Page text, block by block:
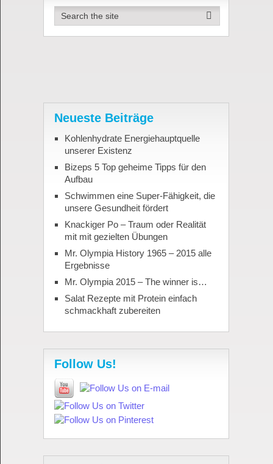
Neueste Beiträge
Kohlenhydrate Energiehauptquelle
unserer Existenz
Bizeps 5 Top geheime Tipps für den
Aufbau
Schwimmen eine Super-Fähigkeit, die
unsere Gesundheit fördert
Knackiger Po – Traum oder Realität
mit mit gezielten Übungen
Mr. Olympia History 1965 – 2015 alle
Ergebnisse
Mr. Olympia 2015 – The winner is…
Salat Rezepte mit Protein einfach
schmackhaft zubereiten
Follow Us!